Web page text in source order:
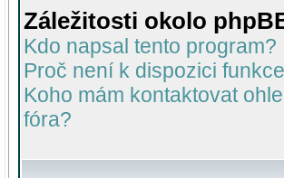
Záležitosti okolo
Kdo napsal tento program?
Proč není k dispozici
Koho mám kontaktovat
fóra?